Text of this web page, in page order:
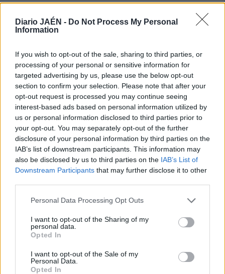
Diario JAÉN - Do Not Process My Personal
Information
If you wish to opt-out of the sale, sharing to third parties, or
processing of your personal or sensitive information for
targeted advertising by us, please use the below opt-out
section to confirm your selection. Please note that after your
opt-out request is processed you may continue seeing
interest-based ads based on personal information utilized by
us or personal information disclosed to third parties prior to
your opt-out. You may separately opt-out of the further
disclosure of your personal information by third parties on the
IAB’s list of downstream participants. This information may
also be disclosed by us to third parties on the IAB’s List of
Downstream Participants that may further disclose it to other
Personal Data Processing Opt Outs
I want to opt-out of the Sharing of my
personal data.
Opted In
I want to opt-out of the Sale of my
Personal Data.
Opted In